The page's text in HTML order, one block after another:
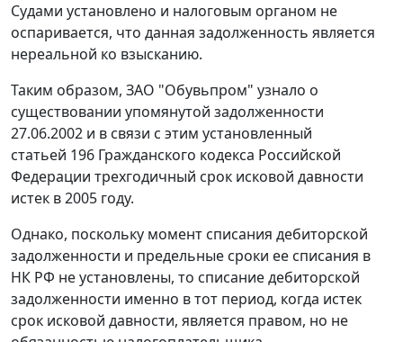
Судами установлено и налоговым органом не
оспаривается, что данная задолженность является
нереальной ко взысканию.
Таким образом, ЗАО "Обувьпром" узнало о
существовании упомянутой задолженности
27.06.2002 и в связи с этим установленный
статьей 196 Гражданского кодекса Российской
Федерации трехгодичный срок исковой давности
истек в 2005 году.
Однако, поскольку момент списания дебиторской
задолженности и предельные сроки ее списания в
НК РФ не установлены, то списание дебиторской
задолженности именно в тот период, когда истек
срок исковой давности, является правом, но не